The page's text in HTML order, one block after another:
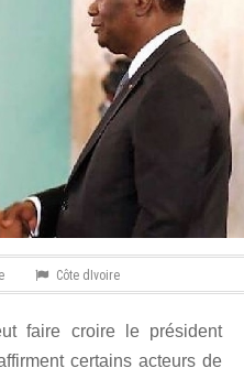
Côte dIvoire
faire croire le président
certains acteurs de